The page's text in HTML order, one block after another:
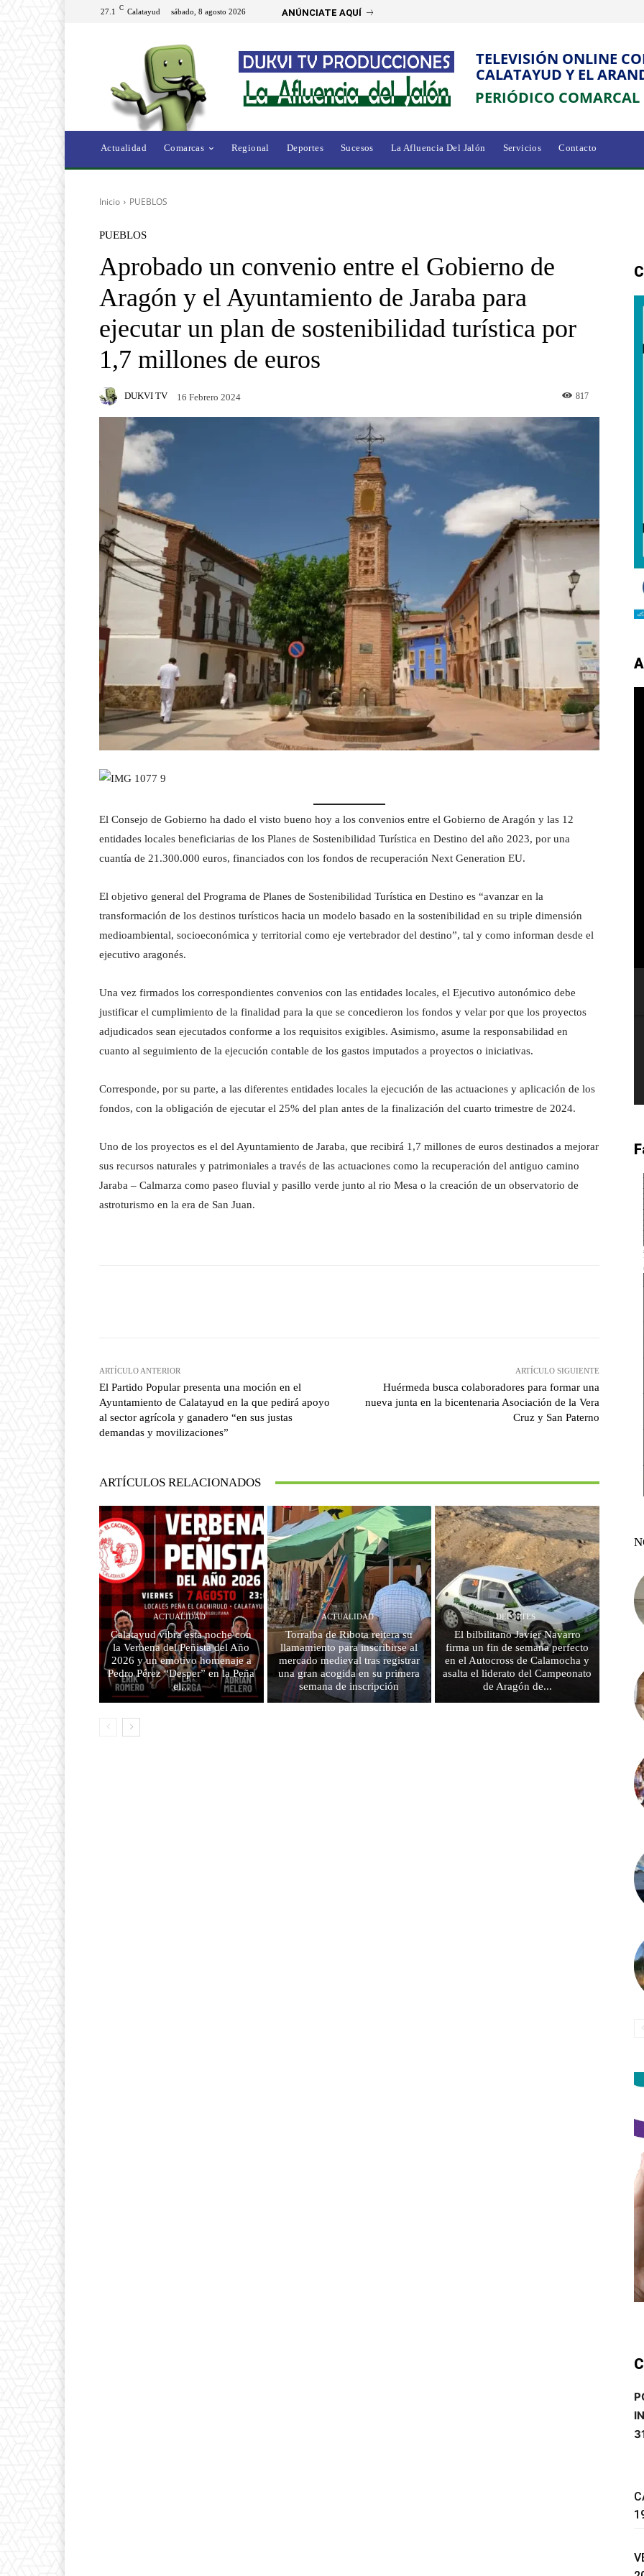
27.1 C Calatayud sábado, 8 agosto 2026 ANÚNCIATE AQUÍ
TELEVISIÓN ONLINE
CALATAYUD Y EL
PERIÓDICO
Actualidad Comarcas Regional Deportes Sucesos La Afluencia Del Jalón Servicios Contacto
Inicio PUEBLOS
PUEBLOS
Aprobado un convenio entre el Gobierno de
Aragón y el Ayuntamiento de Jaraba para
ejecutar un plan de sostenibilidad turística por
1,7 millones de euros
DUKVI TV 16 Febrero 2024 817
El Consejo de Gobierno ha dado el visto bueno hoy a los convenios entre el Gobierno de Aragón y las 12
entidades locales beneficiarias de los Planes de Sostenibilidad Turística en Destino del año 2023, por una
cuantía de 21.300.000 euros, financiados con los fondos de recuperación Next Generation EU.
El objetivo general del Programa de Planes de Sostenibilidad Turística en Destino es “avanzar en la
transformación de los destinos turísticos hacia un modelo basado en la sostenibilidad en su triple dimensión
medioambiental, socioeconómica y territorial como eje vertebrador del destino”, tal y como informan desde el
ejecutivo aragonés.
Una vez firmados los correspondientes convenios con las entidades locales, el Ejecutivo autonómico debe
justificar el cumplimiento de la finalidad para la que se concedieron los fondos y velar por que los proyectos
adjudicados sean ejecutados conforme a los requisitos exigibles. Asimismo, asume la responsabilidad en
cuanto al seguimiento de la ejecución contable de los gastos imputados a proyectos o iniciativas.
Corresponde, por su parte, a las diferentes entidades locales la ejecución de las actuaciones y aplicación de los
fondos, con la obligación de ejecutar el 25% del plan antes de la finalización del cuarto trimestre de 2024.
Uno de los proyectos es el del Ayuntamiento de Jaraba, que recibirá 1,7 millones de euros destinados a mejorar
sus recursos naturales y patrimoniales a través de las actuaciones como la recuperación del antiguo camino
Jaraba – Calmarza como paseo fluvial y pasillo verde junto al rio Mesa o la creación de un observatorio de
astroturismo en la era de San Juan.
ARTÍCULO ANTERIOR
El Partido Popular presenta una moción en el
Ayuntamiento de Calatayud en la que pedirá apoyo
al sector agrícola y ganadero “en sus justas
demandas y movilizaciones”
ARTÍCULO SIGUIENTE
Huérmeda busca colaboradores para formar una
nueva junta en la bicentenaria Asociación de la Vera
Cruz y San Paterno
ARTÍCULOS RELACIONADOS
ACTUALIDAD
Calatayud vibra esta noche con
la Verbena del Peñista del Año
2026 y un emotivo homenaje a
Pedro Pérez “Desper” en la Peña
el...
ACTUALIDAD
Torralba de Ribota reitera su
llamamiento para inscribirse al
mercado medieval tras registrar
una gran acogida en su primera
semana de inscripción
DEPORTES
El bilbilitano Javier Navarro
firma un fin de semana perfecto
en el Autocross de Calamocha y
asalta el liderato del Campeonato
de Aragón de...